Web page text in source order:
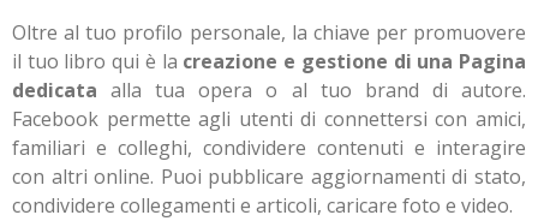
Oltre al tuo profilo personale, la chiave per promuovere
il tuo libro qui è la creazione e gestione di una Pagina
dedicata alla tua opera o al tuo brand di autore.
Facebook permette agli utenti di connettersi con amici,
familiari e colleghi, condividere contenuti e interagire
con altri online. Puoi pubblicare aggiornamenti di stato,
condividere collegamenti e articoli, caricare foto e video.